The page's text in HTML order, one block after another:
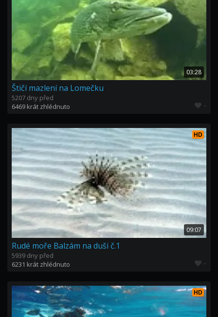
03:28
Štičí mazlení na Lomečku
5207 dny před
6469 krát zhlédnuto
-
HD
09:07
Rudé moře Balzám na duši č.1
5939 dny před
6231 krát zhlédnuto
-
HD